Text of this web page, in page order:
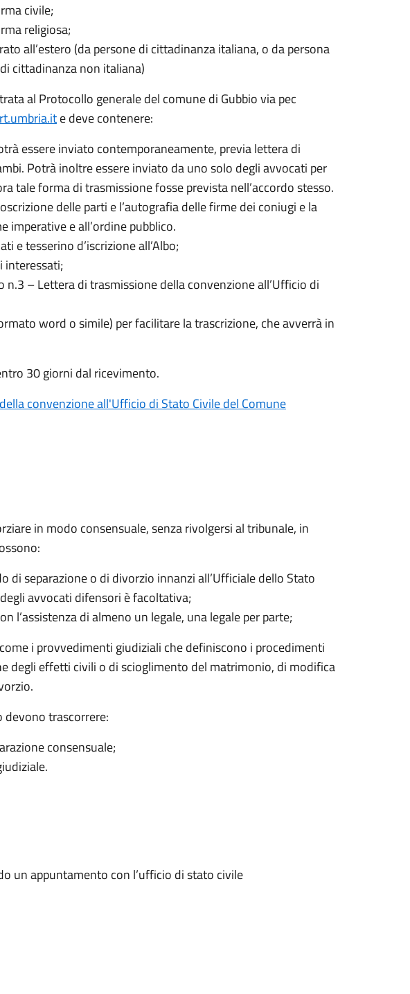
civile;
religiosa;
all’estero (da persone di cittadinanza italiana, o da persona
cittadinanza non italiana)
al Protocollo generale del comune di Gubbio via pec
e deve contenere:
essere inviato contemporaneamente, previa lettera di
Potrà inoltre essere inviato da uno solo degli avvocati per
tale forma di trasmissione fosse prevista nell’accordo stesso.
delle parti e l’autografia delle firme dei coniugi e la
imperative e all’ordine pubblico.
e tesserino d’iscrizione all’Albo;
interessati;
n.3 – Lettera di trasmissione della convenzione all’Ufficio di
word o simile) per facilitare la trascrizione, che avverrà in
30 giorni dal ricevimento.
convenzione all'Ufficio di Stato Civile del Comune
in modo consensuale, senza rivolgersi al tribunale, in
di separazione o di divorzio innanzi all’Ufficiale dello Stato
avvocati difensori è facoltativa;
l’assistenza di almeno un legale, una legale per parte;
i provvedimenti giudiziali che definiscono i procedimenti
degli effetti civili o di scioglimento del matrimonio, di modifica
devono trascorrere:
consensuale;
un appuntamento con l’ufficio di stato civile